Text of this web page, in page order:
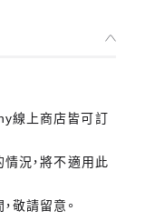
線上商店皆可訂
況，將不適用此
敬請留意。